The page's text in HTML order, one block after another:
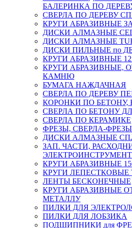
БАЛЕРИНКА ПО
СВЕРЛА ПО ДЕРЕВУ
КРУГИ АБРАЗИВНЫЕ
ДИСКИ АЛМАЗНЫЕ
ДИСКИ АЛМАЗНЫЕ
ДИСКИ ПИЛЬНЫЕ по
КРУГИ АБРАЗИВНЫЕ
КРУГИ АБРАЗИВНЫЕ,
КАМНЮ
БУМАГА НАЖДАЧНАЯ
СВЕРЛА ПО ДЕРЕВУ
КОРОНКИ ПО
СВЕРЛА ПО БЕТОНУ
СВЕРЛА ПО КЕРАМИКЕ
ФРЕЗЫ, СВЕРЛА-ФРЕЗЫ
ДИСКИ АЛМАЗНЫЕ
ЗАП. ЧАСТИ,
КРУГИ АБРАЗИВНЫЕ
КРУГИ ЛЕПЕСТКОВЫЕ
ЛЕНТЫ БЕСКОНЕЧНЫЕ
КРУГИ АБРАЗИВНЫЕ
МЕТАЛЛУ
ПИЛКИ ДЛЯ
ПИЛКИ ДЛЯ ЛОБЗИКА
ПОДШИПНИКИ для